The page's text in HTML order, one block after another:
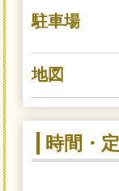
駐車場
地図
時間・